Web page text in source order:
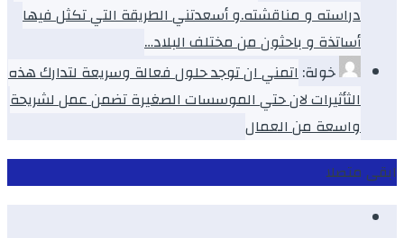
دراسته و مناقشته.و أسعدتني الطريقة التي تكثل فيها
أساتذة و باحثون من مختلف البلاد…
خولة:اتمني ان توجد حلول فعالة وسريعة لتدارك هذه
الثأثيرات لان حتي الموسسات الصغيرة تضمن عمل لشريحة
واسعة من العمال
ابقى متصلا